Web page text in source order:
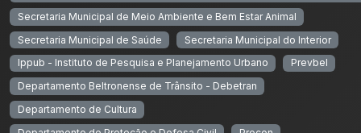
Secretaria Municipal de Meio Ambiente e Bem Estar Animal
Secretaria Municipal de Saúde
Secretaria Municipal do Interior
Ippub - Instituto de Pesquisa e Planejamento Urbano
Prevbel
Departamento Beltronense de Trânsito - Debetran
Departamento de Cultura